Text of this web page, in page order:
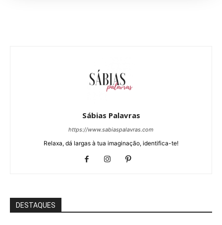
Sábias Palavras
https://www.sabiaspalavras.com
Relaxa, dá largas à tua imaginação, identifica-te!
DESTAQUES